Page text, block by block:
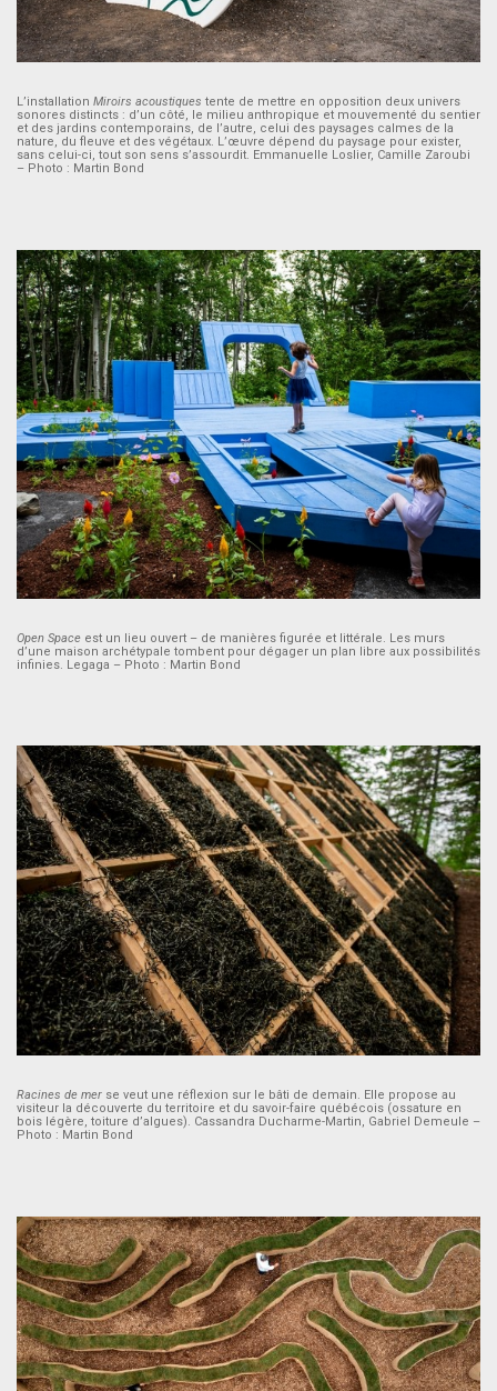
L’installation Miroirs acoustiques tente de mettre en opposition deux univers
sonores distincts : d’un côté, le milieu anthropique et mouvementé du sentier
et des jardins contemporains, de l’autre, celui des paysages calmes de la
nature, du fleuve et des végétaux. L’œuvre dépend du paysage pour exister,
sans celui-ci, tout son sens s’assourdit. Emmanuelle Loslier, Camille Zaroubi
– Photo : Martin Bond
Open Space est un lieu ouvert – de manières figurée et littérale. Les murs
d’une maison archétypale tombent pour dégager un plan libre aux possibilités
infinies. Legaga – Photo : Martin Bond
Racines de mer se veut une réflexion sur le bâti de demain. Elle propose au
visiteur la découverte du territoire et du savoir-faire québécois (ossature en
bois légère, toiture d’algues). Cassandra Ducharme-Martin, Gabriel Demeule –
Photo : Martin Bond